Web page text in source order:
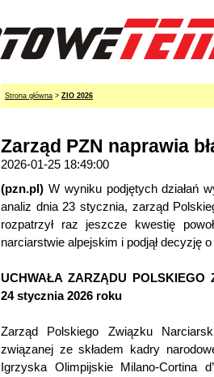
Strona główna > ZIO 2026
Zarząd PZN naprawia
2026-01-25 18:49:00
(pzn.pl) W wyniku podjętych działań
analiz dnia 23 stycznia, zarząd
rozpatrzył raz jeszcze kwestię
narciarstwie alpejskim i podjął decyzję
UCHWAŁA ZARZĄDU
24 stycznia 2026 roku
Zarząd Polskiego Związku
związanej ze składem kadry
Igrzyska Olimpijskie Milano-Cortina